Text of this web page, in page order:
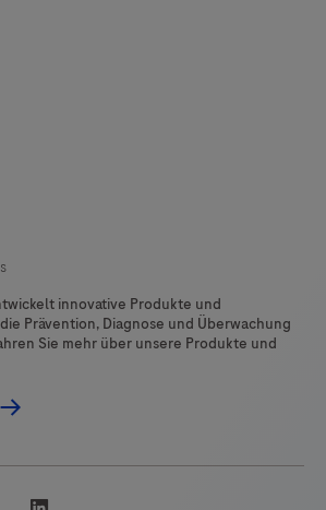
innovative Produkte und
Prävention, Diagnose und Überwachung
Sie mehr über unsere Produkte und